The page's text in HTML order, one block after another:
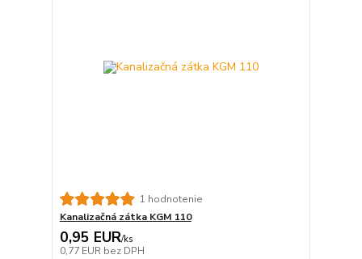
1 hodnotenie
Kanalizačná zátka KGM 110
0,95 EUR/ks
0,77 EUR bez DPH